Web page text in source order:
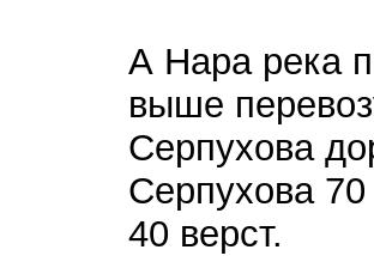
А Нара река
выше
Серпухова
Серпухова
40 верст.